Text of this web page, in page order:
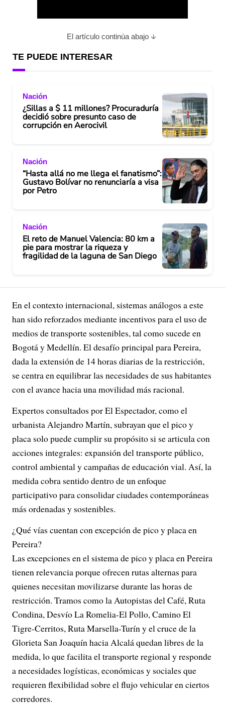
a
i
d
o
El artículo continúa abajo
TE PUEDE INTERESAR
Nación
¿Sillas a $ 11 millones? Procuraduría
decidió sobre presunto caso de
corrupción en Aerocivil
Nación
“Hasta allá no me llega el fanatismo”:
Gustavo Bolívar no renunciaría a visa
por Petro
Nación
El reto de Manuel Valencia: 80 km a
pie para mostrar la riqueza y
fragilidad de la laguna de San Diego
En el contexto internacional, sistemas análogos a este
han sido reforzados mediante incentivos para el uso de
medios de transporte sostenibles, tal como sucede en
Bogotá y Medellín. El desafío principal para Pereira,
dada la extensión de 14 horas diarias de la restricción,
se centra en equilibrar las necesidades de sus habitantes
con el avance hacia una movilidad más racional.
Expertos consultados por El Espectador, como el
urbanista Alejandro Martín, subrayan que el pico y
placa solo puede cumplir su propósito si se articula con
acciones integrales: expansión del transporte público,
control ambiental y campañas de educación vial. Así, la
medida cobra sentido dentro de un enfoque
participativo para consolidar ciudades contemporáneas
más ordenadas y sostenibles.
¿Qué vías cuentan con excepción de pico y placa en
Pereira?
Las excepciones en el sistema de pico y placa en Pereira
tienen relevancia porque ofrecen rutas alternas para
quienes necesitan movilizarse durante las horas de
restricción. Tramos como la Autopistas del Café, Ruta
Condina, Desvío La Romelia-El Pollo, Camino El
Tigre-Cerritos, Ruta Marsella-Turín y el cruce de la
Glorieta San Joaquín hacia Alcalá quedan libres de la
medida, lo que facilita el transporte regional y responde
a necesidades logísticas, económicas y sociales que
requieren flexibilidad sobre el flujo vehicular en ciertos
corredores.